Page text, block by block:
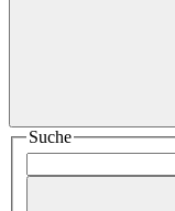
Suche